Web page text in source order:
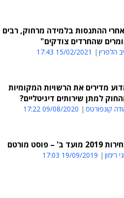
ההתנסות בלמידה מרחוק, רבים
שהחרדים צודקים"
הלפרין 15/02/2021 17:43
מדירים את הרשויות המקומיות
למתן שירותים דיגיטליים?
קונפורטס 09/08/2020 17:22
מועד ב' – פוסט מורטם
רימון 19/09/2019 17:03